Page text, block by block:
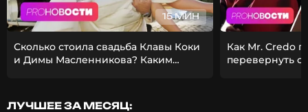
15 МИН
Сколько стоила свадьба Клавы Коки
и Димы Масленникова? Каким
Как Mr. Credo
перевернуть
ЛУЧШЕЕ ЗА МЕСЯЦ: